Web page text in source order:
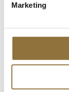
Marketing
St.